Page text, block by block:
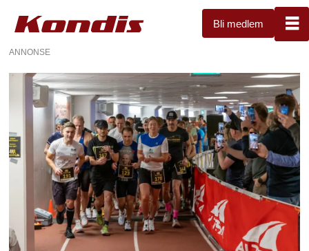
Bli medlem
ANNONSE